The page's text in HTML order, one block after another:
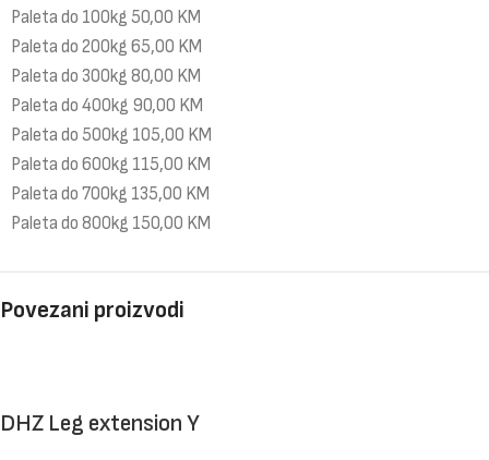
Paleta do 100kg 50,00 KM
Paleta do 200kg 65,00 KM
Paleta do 300kg 80,00 KM
Paleta do 400kg 90,00 KM
Paleta do 500kg 105,00 KM
Paleta do 600kg 115,00 KM
Paleta do 700kg 135,00 KM
Paleta do 800kg 150,00 KM
Povezani proizvodi
DHZ Leg extension Y